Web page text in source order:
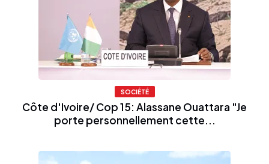
SOCIÉTÉ
Côte d'Ivoire/ Cop 15: Alassane Ouattara "Je
porte personnellement cette...